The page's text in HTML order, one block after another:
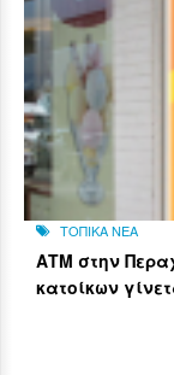
ΤΟΠΙΚΑ ΝΕΑ
ΑΤΜ στην
κατοίκων